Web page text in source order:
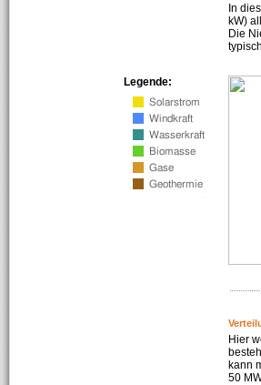
In
kW)
Die
Legende:
Hier
kann
50